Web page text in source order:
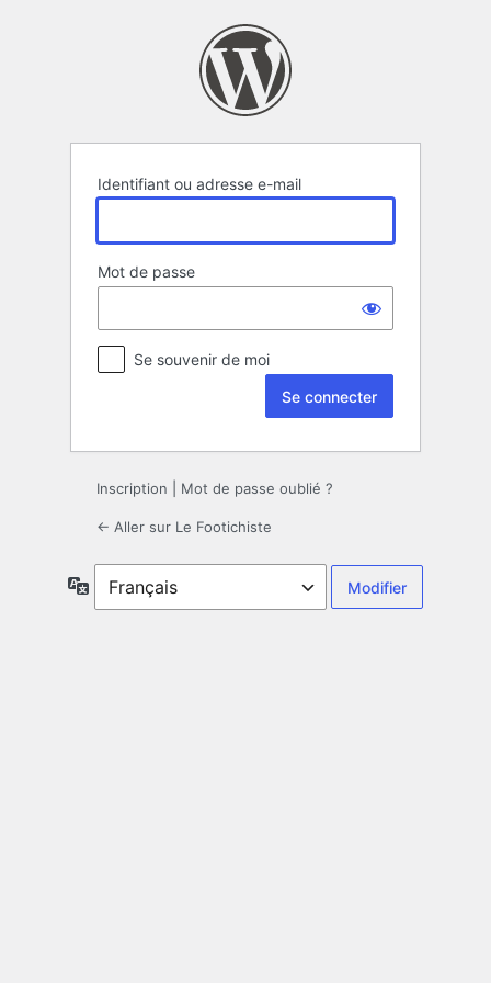
Identifiant ou adresse e-mail
Mot de passe
Se souvenir de moi
Inscription Mot de passe oublié ?
← Aller sur Le Footichiste
Langue